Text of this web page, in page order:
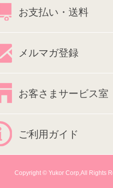
お支払い・送料
メルマガ登録
お客さまサービス室
ご利用ガイド
Copyright © Yukor Corp,All Rights